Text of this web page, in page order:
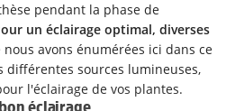
pendant la phase de
un éclairage optimal, diverses
nous avons énumérées ici dans ce
différentes sources lumineuses,
l'éclairage de vos plantes.